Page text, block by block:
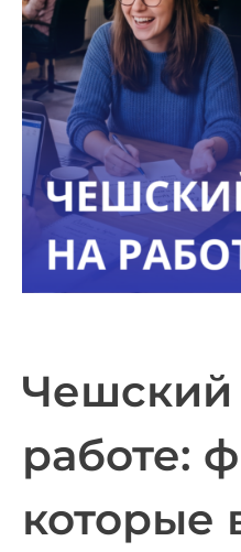
Чешский
работе:
которые